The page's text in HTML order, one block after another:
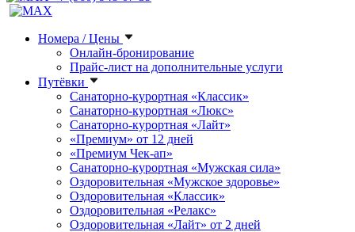
Номера / Цены
Онлайн-бронирование
Прайс-лист на дополнительные услуги
Путёвки
Санаторно-курортная «Классик»
Санаторно-курортная «Люкс»
Санаторно-курортная «Лайт»
«Премиум» от 12 дней
«Премиум Чек-ап»
Санаторно-курортная «Мужская сила»
Оздоровительная «Мужское здоровье»
Оздоровительная «Классик»
Оздоровительная «Релакс»
Оздоровительная «Лайт» от 2 дней